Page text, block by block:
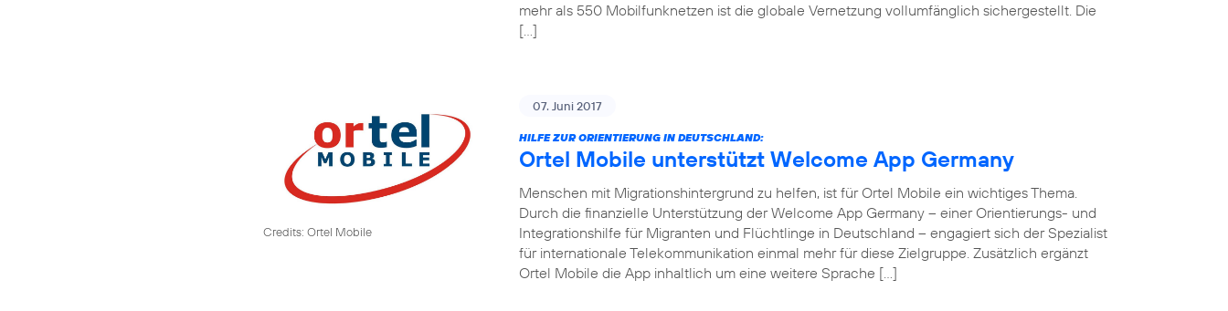
mehr als 550 Mobilfunknetzen ist die globale Vernetzung vollumfänglich sichergestellt. Die
[…]
Credits: Ortel Mobile
07. Juni 2017
HILFE ZUR ORIENTIERUNG IN DEUTSCHLAND:
Ortel Mobile unterstützt Welcome App Germany
Menschen mit Migrationshintergrund zu helfen, ist für Ortel Mobile ein wichtiges Thema.
Durch die finanzielle Unterstützung der Welcome App Germany – einer Orientierungs- und
Integrationshilfe für Migranten und Flüchtlinge in Deutschland – engagiert sich der Spezialist
für internationale Telekommunikation einmal mehr für diese Zielgruppe. Zusätzlich ergänzt
Ortel Mobile die App inhaltlich um eine weitere Sprache […]